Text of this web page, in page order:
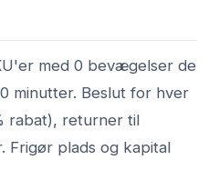
med 0 bevægelser de
minutter. Beslut for hver
rabat), returner til
Frigør plads og kapital